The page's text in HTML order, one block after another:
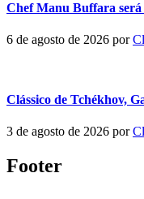
Chef Manu Buffara será
6 de agosto de 2026 por
Clássico de Tchékhov,
3 de agosto de 2026 por
Footer